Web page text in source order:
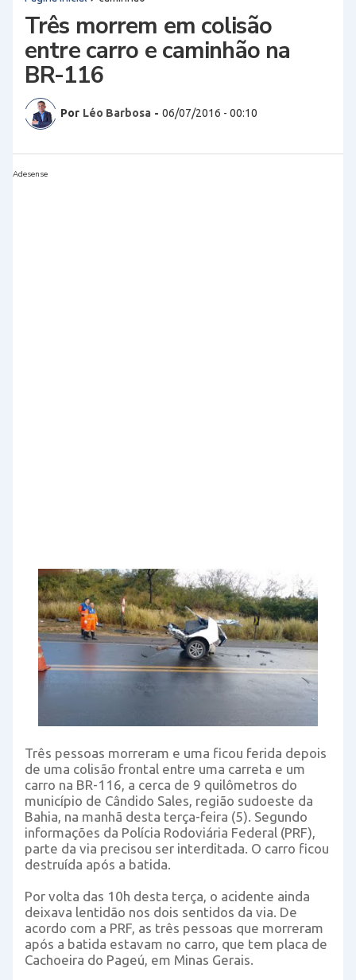
Três morrem em colisão
entre carro e caminhão na
BR-116
Por Léo Barbosa - 06/07/2016 - 00:10
Adesense
Três pessoas morreram e uma ficou ferida depois
de uma colisão frontal entre uma carreta e um
carro na BR-116, a cerca de 9 quilômetros do
município de Cândido Sales, região sudoeste da
Bahia, na manhã desta terça-feira (5). Segundo
informações da Polícia Rodoviária Federal (PRF),
parte da via precisou ser interditada. O carro ficou
destruída após a batida.
Por volta das 10h desta terça, o acidente ainda
deixava lentidão nos dois sentidos da via. De
acordo com a PRF, as três pessoas que morreram
após a batida estavam no carro, que tem placa de
Cachoeira do Pageú, em Minas Gerais.